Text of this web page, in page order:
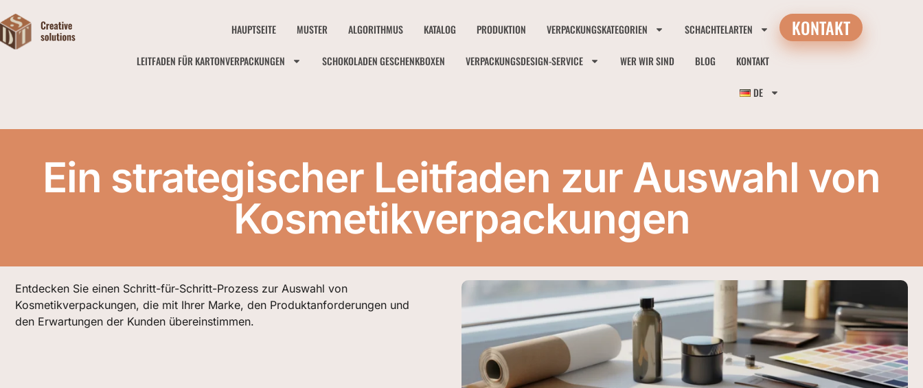
HAUPTSEITE MUSTER ALGORITHMUS KATALOG PRODUKTION VERPACKUNGSKATEGORIEN SCHACHTELARTEN
LEITFADEN FÜR KARTONVERPACKUNGEN SCHOKOLADEN GESCHENKBOXEN VERPACKUNGSDESIGN-SERVICE WER WIR SIND BLOG KONTAKT
DE
KONTAKT
Ein strategischer Leitfaden zur Auswahl von
Kosmetikverpackungen
Entdecken Sie einen Schritt-für-Schritt-Prozess zur Auswahl von
Kosmetikverpackungen, die mit Ihrer Marke, den Produktanforderungen und
den Erwartungen der Kunden übereinstimmen.